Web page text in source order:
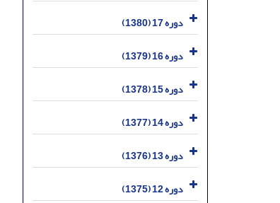
دوره 17 (1380)
دوره 16 (1379)
دوره 15 (1378)
دوره 14 (1377)
دوره 13 (1376)
دوره 12 (1375)